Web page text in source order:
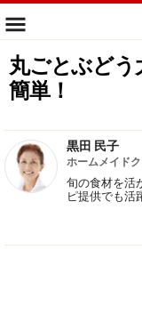
丸ごとぶど
簡単！
黒田 民子
ホームメイド
旬の食材を活
ピ提供でも活